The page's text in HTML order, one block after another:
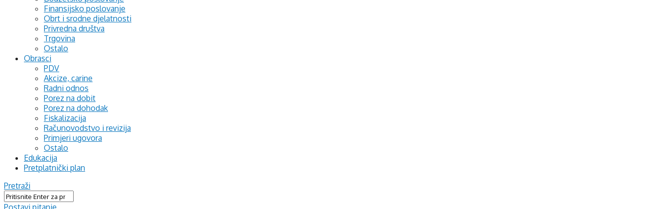
Finansijsko poslovanje
Obrt i srodne djelatnosti
Privredna društva
Trgovina
Ostalo
Obrasci
PDV
Akcize, carine
Radni odnos
Porez na dobit
Porez na dohodak
Fiskalizacija
Računovodstvo i revizija
Primjeri ugovora
Ostalo
Edukacija
Pretplatnički plan
Pretraži
Postavi pitanje